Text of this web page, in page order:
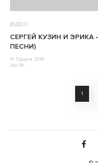
ВІДЕО
СЕРГЕЙ КУЗИН И ЭРИКА
ПЕСНИ)
01 Грудня 2014
Jey Ro
1